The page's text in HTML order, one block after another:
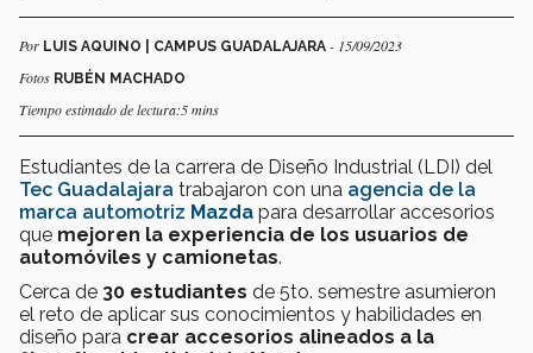
Por LUIS AQUINO | CAMPUS GUADALAJARA - 15/09/2023
Fotos RUBÉN MACHADO
Tiempo estimado de lectura:5 mins
Estudiantes de la carrera de Diseño Industrial (LDI) del
Tec Guadalajara trabajaron con una agencia de la
marca automotriz Mazda para desarrollar accesorios
que mejoren la experiencia de los usuarios de
automóviles y camionetas.
Cerca de 30 estudiantes de 5to. semestre asumieron
el reto de aplicar sus conocimientos y habilidades en
diseño para crear accesorios alineados a la